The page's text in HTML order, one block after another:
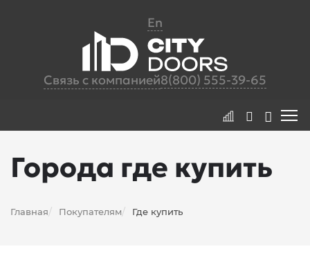
En
Связь с компанией8(800) 555-39-65
Города где купить
Главная/ Покупателям/ Где купить